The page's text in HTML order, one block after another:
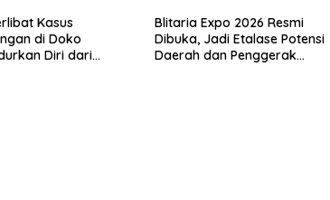
Kasus
di Doko
Diri dari
Blitaria Expo 2026 Resmi
Dibuka, Jadi Etalase Potensi
Daerah dan Penggerak